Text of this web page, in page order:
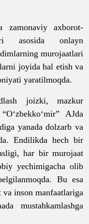
zamonaviy axborot-
asosida onlayn
murojaatlari
joyida hal etish va
yaratilmoqda.
joizki, mazkur
AJda
yanada dolzarb va
Endilikda hech bir
har bir murojaat
yechimigacha olib
Bu esa
inson manfaatlariga
mustahkamlashga